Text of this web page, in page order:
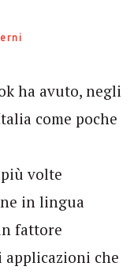
ha avuto, negli
come poche
volte
in lingua
fattore
applicazioni che